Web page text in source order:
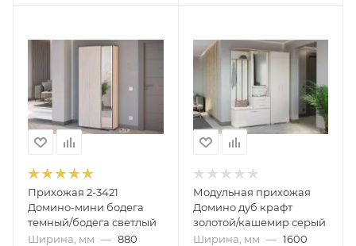
Прихожая 2-3421
Домино-мини бодега
темный/бодега светлый
Ширина, мм — 880
Модульная прихожая
Домино дуб крафт
золотой/кашемир серый
Ширина, мм — 1600